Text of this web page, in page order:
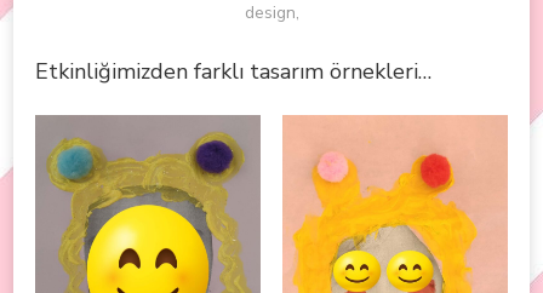
design,
Etkinliğimizden farklı tasarım örnekleri…